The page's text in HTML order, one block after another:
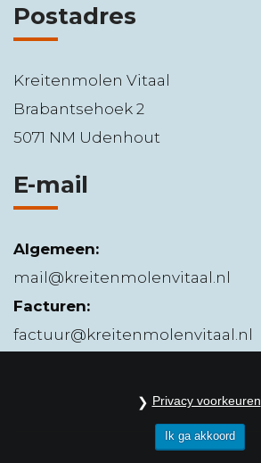
Postadres
Kreitenmolen Vitaal
Brabantsehoek 2
5071 NM Udenhout
E-mail
Algemeen:
mail@kreitenmolenvitaal.nl
Facturen:
factuur@kreitenmolenvitaal.nl
Privacy voorkeuren
Ik ga akkoord